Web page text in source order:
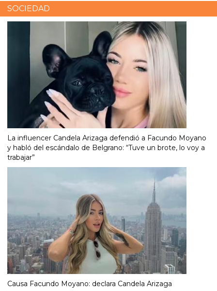
SOCIEDAD
La influencer Candela Arizaga defendió a Facundo Moyano
y habló del escándalo de Belgrano: “Tuve un brote, lo voy a
trabajar”
Causa Facundo Moyano: declara Candela Arizaga